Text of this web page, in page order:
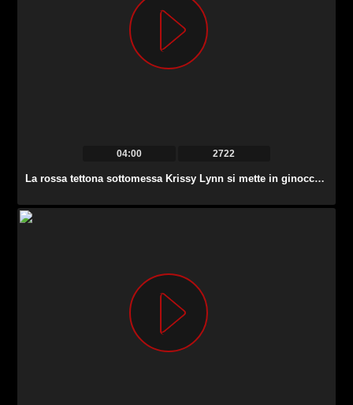
04:00 2722
La rossa tettona sottomessa Krissy Lynn si mette in ginocchio e fa un pompino.